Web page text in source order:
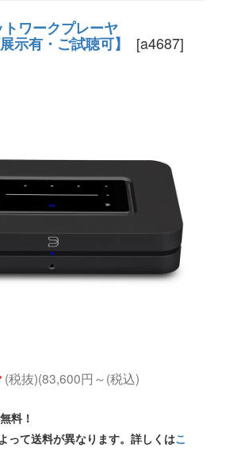
ワークプレーヤ
示有・ご試聴可】 [a4687]
(税抜)(83,600円～(税込)
料！
って送料が異なります。詳しくはこ